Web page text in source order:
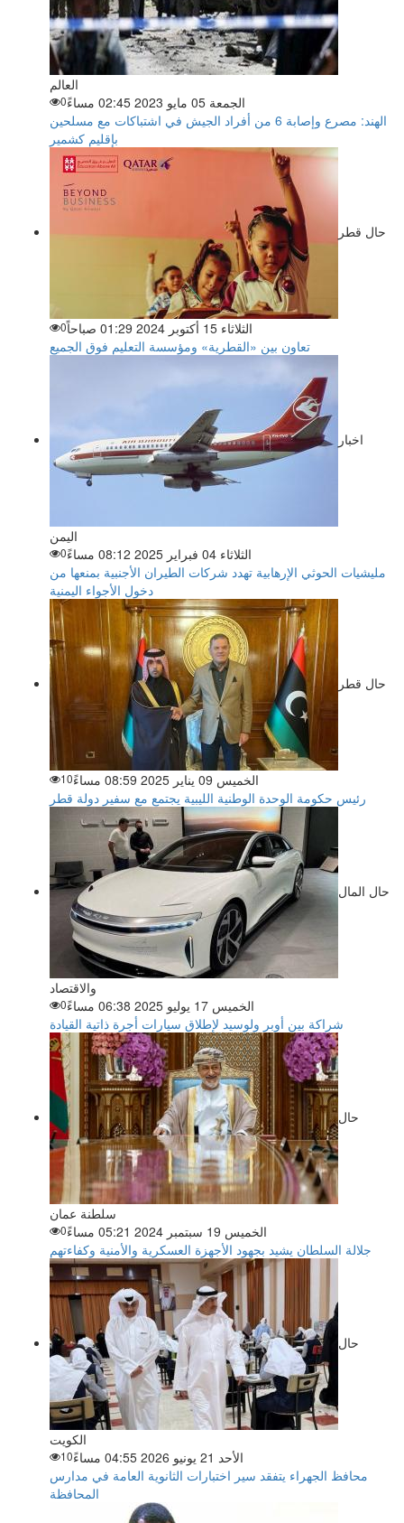
العالم
الجمعة 05 مايو 2023 02:45 مساءً
0
الهند: مصرع وإصابة 6 من أفراد الجيش في اشتباكات مع مسلحين
بإقليم كشمير
حال قطر
الثلاثاء 15 أكتوبر 2024 01:29 صباحاً 0
تعاون بين «القطرية» ومؤسسة التعليم فوق الجميع
اخبار
اليمن
الثلاثاء 04 فبراير 2025 08:12 مساءً
0
مليشيات الحوثي الإرهابية تهدد شركات الطيران الأجنبية بمنعها من
دخول الأجواء اليمنية
حال قطر
الخميس 09 يناير 2025 08:59 مساءً 10
رئيس حكومة الوحدة الوطنية الليبية يجتمع مع سفير دولة قطر
حال المال
والاقتصاد
الخميس 17 يوليو 2025 06:38 مساءً
0
شراكة بين أوبر ولوسيد لإطلاق سيارات أجرة ذاتية القيادة
حال
سلطنة عمان
الخميس 19 سبتمبر 2024 05:21 مساءً
0
جلالة السلطان يشيد بجهود الأجهزة العسكرية والأمنية وكفاءتهم
حال
الكويت
الأحد 21 يونيو 2026 04:55 مساءً
10
محافظ الجهراء يتفقد سير اختبارات الثانوية العامة في مدارس
المحافظة